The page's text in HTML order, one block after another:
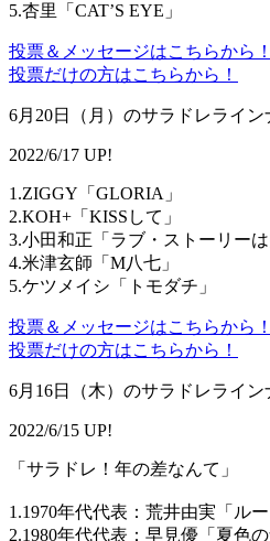
5.杏里「CAT’S EYE」
投票＆メッセージはこちらから！
投票だけの方はこちらから！
6月20日（月）のサラドレライン
2022/6/17 UP!
1.ZIGGY「GLORIA」
2.KOH+「KISSして」
3.小田和正「ラブ・ストーリーは
4.米津玄師「M八七」
5.ケツメイシ「トモダチ」
投票＆メッセージはこちらから！
投票だけの方はこちらから！
6月16日（木）のサラドレライン
2022/6/15 UP!
「サラドレ！年の差なんて」
1.1970年代代表：荒井由実「ルー
2.1980年代代表：早見優「夏色の